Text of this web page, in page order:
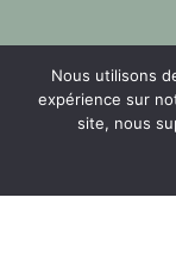
Nous utilisons
expérience sur
site, nous